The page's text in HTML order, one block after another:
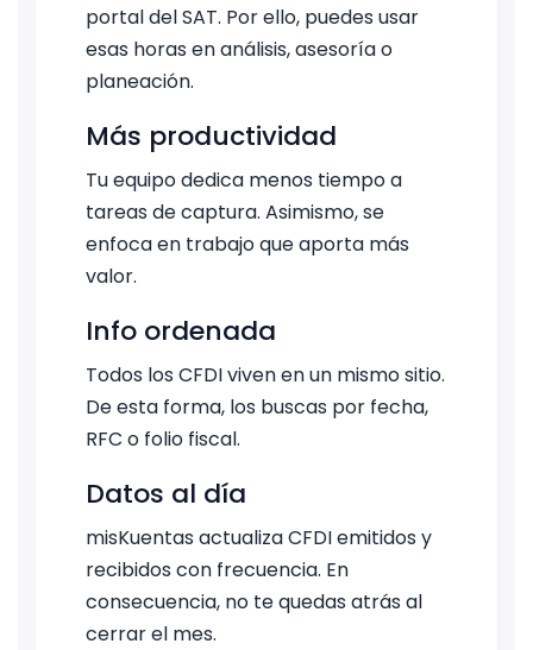
portal del SAT. Por ello, puedes usar
esas horas en análisis, asesoría o
planeación.
Más productividad
Tu equipo dedica menos tiempo a
tareas de captura. Asimismo, se
enfoca en trabajo que aporta más
valor.
Info ordenada
Todos los CFDI viven en un mismo sitio.
De esta forma, los buscas por fecha,
RFC o folio fiscal.
Datos al día
misKuentas actualiza CFDI emitidos y
recibidos con frecuencia. En
consecuencia, no te quedas atrás al
cerrar el mes.